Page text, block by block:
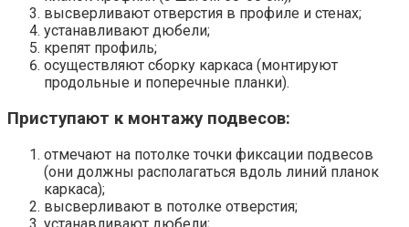
высверливают отверстия в профиле и стенах;
устанавливают дюбели;
крепят профиль;
осуществляют сборку каркаса (монтируют
продольные и поперечные планки).
Приступают к монтажу подвесов:
отмечают на потолке точки фиксации подвесов
(они должны располагаться вдоль линий планок
каркаса);
высверливают в потолке отверстия;
устанавливают дюбели;